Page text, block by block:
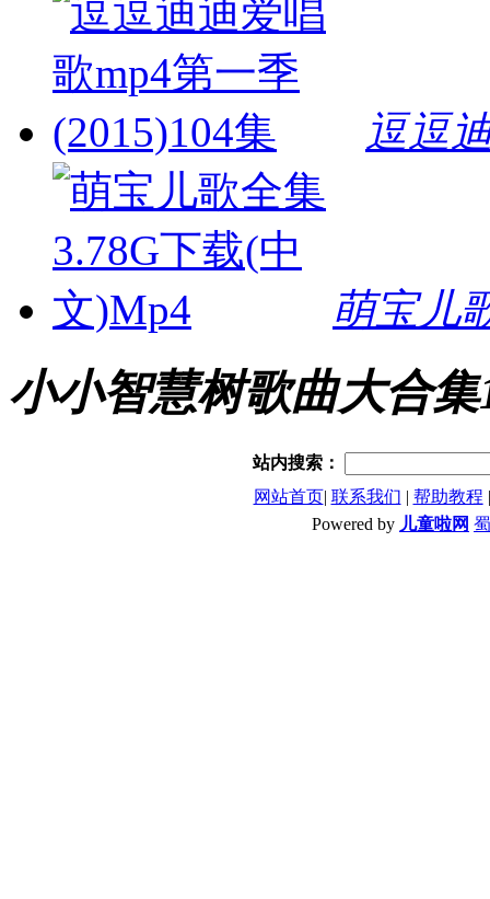
逗逗
萌宝儿
小小智慧树歌曲大合
站内搜索：
网站首页| 联系我们 | 帮助教程
Powered by 儿童啦网